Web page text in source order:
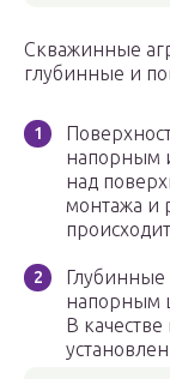
Скважинные
глубинные и
напорным
над
монтажа и
Глубинные
напорным
В